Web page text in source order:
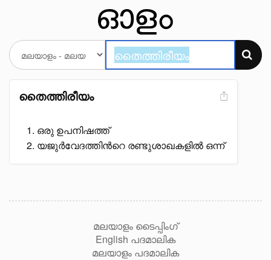
തൈത്തിരീയം
ഒരു ഉപനിഷത്ത്
യജുർവേദത്തിൻറെ രണ്ടുശാഖകളിൽ ഒന്ന്
മലയാളം ടൈപ്പിംഗ്
English പദമാലിക
മലയാളം പദമാലിക